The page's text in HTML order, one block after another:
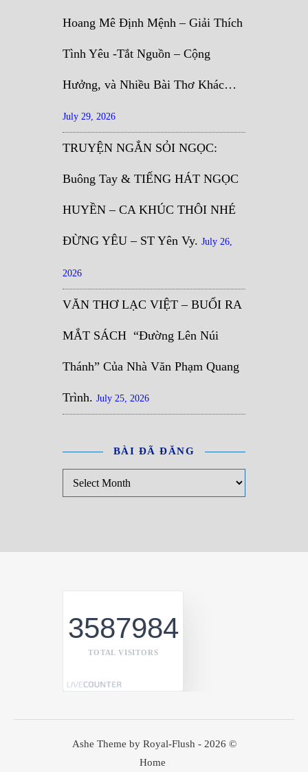
Hoang Mê Định Mệnh – Giải Thích
Tình Yêu -Tắt Nguồn – Cộng
Hưởng, và Nhiều Bài Thơ Khác…
July 29, 2026
TRUYỆN NGẮN SỎI NGỌC:
Buông Tay & TIẾNG HÁT NGỌC
HUYỀN – CA KHÚC THÔI NHÉ
ĐỪNG YÊU – ST Yên Vy. July 26,
2026
VĂN THƠ LẠC VIỆT – BUỔI RA
MẮT SÁCH “Đường Lên Núi
Thánh” Của Nhà Văn Phạm Quang
Trình. July 25, 2026
BÀI ĐÃ ĐĂNG
3587984
TOTAL VISITORS
Ashe Theme by Royal-Flush - 2026 ©
Home